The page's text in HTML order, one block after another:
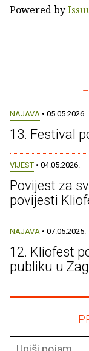
Powered by
NAJAVA • 05.05.2026.
13. Festival
VIJEST • 04.05.2026.
Povijest za
povijesti
NAJAVA • 07.05.2025.
12. Kliofest
publiku u
–